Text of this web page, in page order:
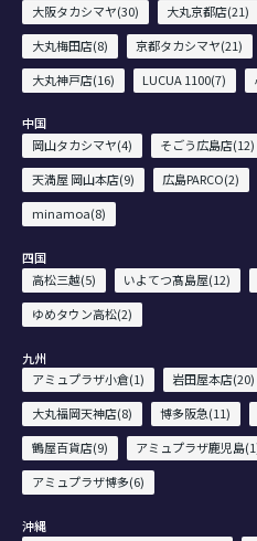
大阪タカシマヤ(30)
大丸京都店(21)
大丸梅田店(8)
京都タカシマヤ(21)
大丸神戸店(16)
LUCUA 1100(7)
中国
岡山タカシマヤ(4)
そごう広島店(12)
天満屋 岡山本店(9)
広島PARCO(2)
minamoa(8)
四国
高松三越(5)
いよてつ髙島屋(12)
ゆめタウン高松(2)
九州
アミュプラザ小倉(1)
岩田屋本店(20)
大丸福岡天神店(8)
博多阪急(11)
鶴屋百貨店(9)
アミュプラザ鹿児島
アミュプラザ博多(6)
沖縄